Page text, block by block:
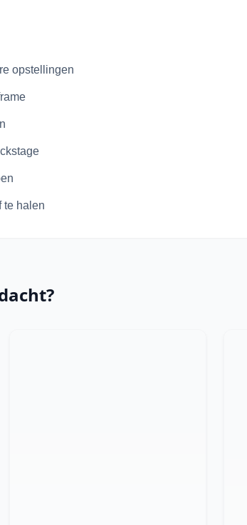
opstellingen
te halen